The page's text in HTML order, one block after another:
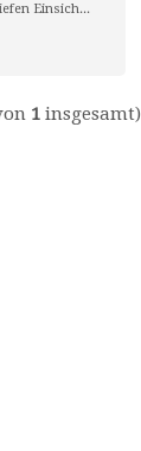
Einsich...
1 insgesamt)